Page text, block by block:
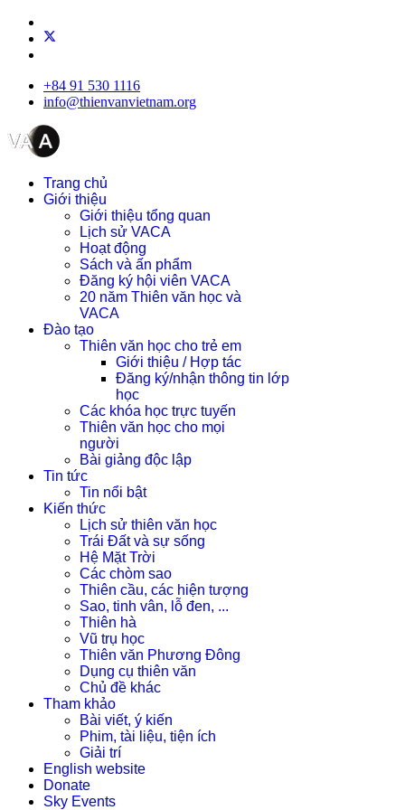
+84 91 530 1116
info@thienvanvietnam.org
Trang chủ
Giới thiệu
Giới thiệu tổng quan
Lịch sử VACA
Hoạt động
Sách và ấn phẩm
Đăng ký hội viên VACA
20 năm Thiên văn học và
VACA
Đào tạo
Thiên văn học cho trẻ em
Giới thiệu / Hợp tác
Đăng ký/nhận thông tin lớp
học
Các khóa học trực tuyến
Thiên văn học cho mọi
người
Bài giảng độc lập
Tin tức
Tin nổi bật
Kiến thức
Lịch sử thiên văn học
Trái Đất và sự sống
Hệ Mặt Trời
Các chòm sao
Thiên cầu, các hiện tượng
Sao, tinh vân, lỗ đen, ...
Thiên hà
Vũ trụ học
Thiên văn Phương Đông
Dụng cụ thiên văn
Chủ đề khác
Tham khảo
Bài viết, ý kiến
Phim, tài liệu, tiện ích
Giải trí
English website
Donate
Sky Events